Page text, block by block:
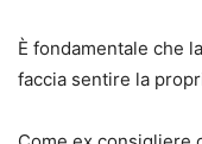
È fondamentale che
faccia sentire la